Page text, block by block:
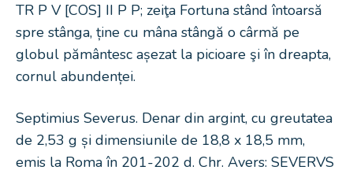
TR P V [COS] II P P; zeiţa Fortuna stând întoarsă
spre stânga, ține cu mâna stângă o cârmă pe
globul pământesc așezat la picioare şi în dreapta,
cornul abundenței.
Septimius Severus. Denar din argint, cu greutatea
de 2,53 g și dimensiunile de 18,8 x 18,5 mm,
emis la Roma în 201-202 d. Chr. Avers: SEVERVS